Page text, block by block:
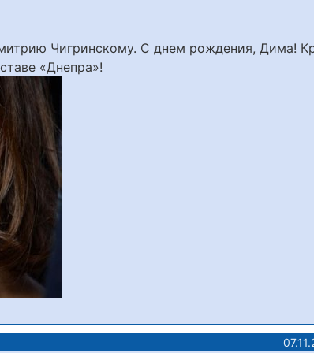
Чигринскому. С днем рождения, Дима!
«Днепра»!